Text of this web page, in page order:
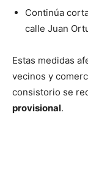
Continúa
calle Juan
Estas medidas
vecinos y
consistorio se
provisional.